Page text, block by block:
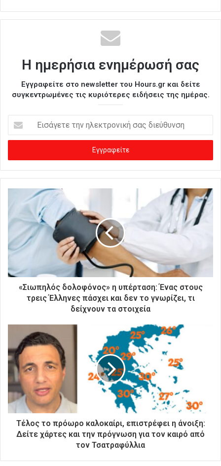
Η ημερήσια ενημέρωσή σας
Εγγραφείτε στο newsletter του Hours.gr και δείτε
συγκεντρωμένες τις κυριότερες ειδήσεις της ημέρας.
σ
γ
ε
ν
λ
ε
τ
κ
σ
α
δ
η
«Σιωπηλός δολοφόνος» η υπέρταση: Ένας στους
τρεις Έλληνες πάσχει και δεν το γνωρίζει, τι
δείχνουν τα στοιχεία
Τέλος το πρόωρο καλοκαίρι, επιστρέφει η άνοιξη:
Δείτε χάρτες και την πρόγνωση για τον καιρό από
τον Τσατραφύλλια